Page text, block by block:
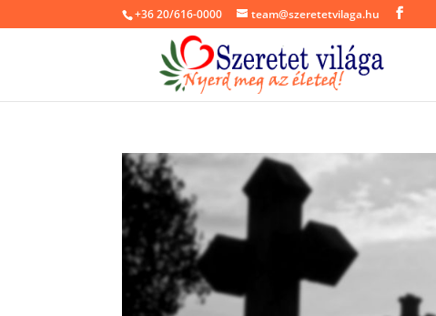
+36 20/616-0000 team@szeretetvilaga.hu